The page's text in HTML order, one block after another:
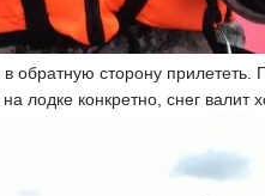
обратную сторону прилететь.
лодке конкретно, снег валит